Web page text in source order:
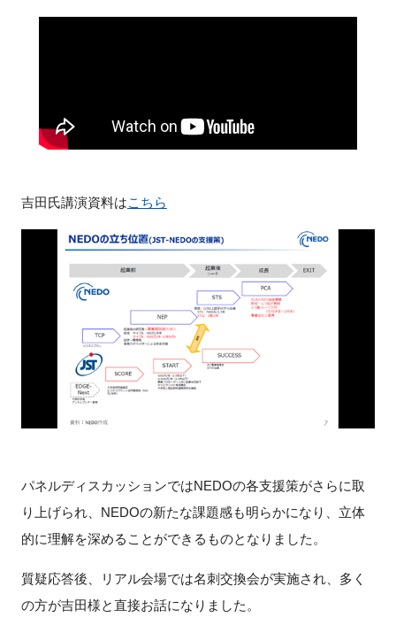
吉田氏講演資料はこちら
パネルディスカッションではNEDOの各支援策がさらに取
り上げられ、 NEDOの新たな課題感も明らかになり、立体
的に理解を深めることができるものとなりました。
質疑応答後、リアル会場では名刺交換会が実施され、多く
の方が吉田様と直接お話になりました。